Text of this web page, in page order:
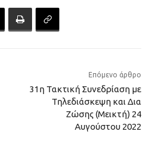
Επόμενο άρθρο
31η Τακτική Συνεδρίαση με
Τηλεδιάσκεψη και Δια
Ζώσης (Μεικτή) 24
Αυγούστου 2022